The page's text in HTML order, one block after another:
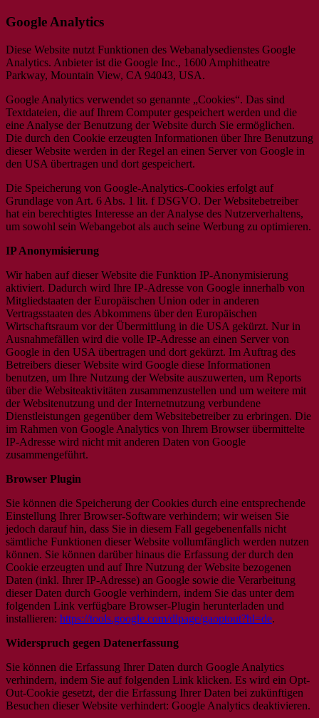
Google Analytics
Diese Website nutzt Funktionen des Webanalysedienstes Google
Analytics. Anbieter ist die Google Inc., 1600 Amphitheatre
Parkway, Mountain View, CA 94043, USA.
Google Analytics verwendet so genannte „Cookies“. Das sind
Textdateien, die auf Ihrem Computer gespeichert werden und die
eine Analyse der Benutzung der Website durch Sie ermöglichen.
Die durch den Cookie erzeugten Informationen über Ihre Benutzung
dieser Website werden in der Regel an einen Server von Google in
den USA übertragen und dort gespeichert.
Die Speicherung von Google-Analytics-Cookies erfolgt auf
Grundlage von Art. 6 Abs. 1 lit. f DSGVO. Der Websitebetreiber
hat ein berechtigtes Interesse an der Analyse des Nutzerverhaltens,
um sowohl sein Webangebot als auch seine Werbung zu optimieren.
IP Anonymisierung
Wir haben auf dieser Website die Funktion IP-Anonymisierung
aktiviert. Dadurch wird Ihre IP-Adresse von Google innerhalb von
Mitgliedstaaten der Europäischen Union oder in anderen
Vertragsstaaten des Abkommens über den Europäischen
Wirtschaftsraum vor der Übermittlung in die USA gekürzt. Nur in
Ausnahmefällen wird die volle IP-Adresse an einen Server von
Google in den USA übertragen und dort gekürzt. Im Auftrag des
Betreibers dieser Website wird Google diese Informationen
benutzen, um Ihre Nutzung der Website auszuwerten, um Reports
über die Websiteaktivitäten zusammenzustellen und um weitere mit
der Websitenutzung und der Internetnutzung verbundene
Dienstleistungen gegenüber dem Websitebetreiber zu erbringen. Die
im Rahmen von Google Analytics von Ihrem Browser übermittelte
IP-Adresse wird nicht mit anderen Daten von Google
zusammengeführt.
Browser Plugin
Sie können die Speicherung der Cookies durch eine entsprechende
Einstellung Ihrer Browser-Software verhindern; wir weisen Sie
jedoch darauf hin, dass Sie in diesem Fall gegebenenfalls nicht
sämtliche Funktionen dieser Website vollumfänglich werden nutzen
können. Sie können darüber hinaus die Erfassung der durch den
Cookie erzeugten und auf Ihre Nutzung der Website bezogenen
Daten (inkl. Ihrer IP-Adresse) an Google sowie die Verarbeitung
dieser Daten durch Google verhindern, indem Sie das unter dem
folgenden Link verfügbare Browser-Plugin herunterladen und
installieren: https://tools.google.com/dlpage/gaoptout?hl=de.
Widerspruch gegen Datenerfassung
Sie können die Erfassung Ihrer Daten durch Google Analytics
verhindern, indem Sie auf folgenden Link klicken. Es wird ein Opt-
Out-Cookie gesetzt, der die Erfassung Ihrer Daten bei zukünftigen
Besuchen dieser Website verhindert: Google Analytics deaktivieren.